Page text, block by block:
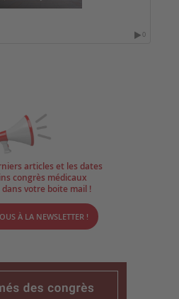
0
articles et les dates
congrès médicaux
votre boite mail !
À LA NEWSLETTER !